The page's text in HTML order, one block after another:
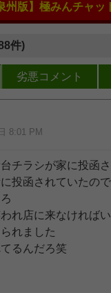
州版】極みんチャッ
件)
劣悪コメント
8:01 PM
チラシが家に投函
投函されていたの
れ店に来なければ
れました
るんだろ笑